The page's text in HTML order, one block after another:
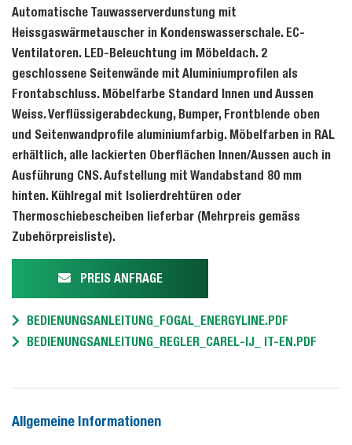
Automatische Tauwasserverdunstung mit
Heissgaswärmetauscher in Kondenswasserschale. EC-
Ventilatoren. LED-Beleuchtung im Möbeldach. 2
geschlossene Seitenwände mit Aluminiumprofilen als
Frontabschluss. Möbelfarbe Standard Innen und Aussen
Weiss. Verflüssigerabdeckung, Bumper, Frontblende oben
und Seitenwandprofile aluminiumfarbig. Möbelfarben in RAL
erhältlich, alle lackierten Oberflächen Innen/Aussen auch in
Ausführung CNS. Aufstellung mit Wandabstand 80 mm
hinten. Kühlregal mit Isolierdrehtüren oder
Thermoschiebescheiben lieferbar (Mehrpreis gemäss
Zubehörpreisliste).
PREIS ANFRAGE
BEDIENUNGSANLEITUNG_FOGAL_ENERGYLINE.PDF
BEDIENUNGSANLEITUNG_REGLER_CAREL-IJ_ IT-EN.PDF
Allgemeine Informationen